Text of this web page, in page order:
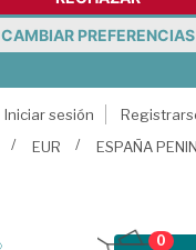
CAMBIAR PREFERENCIAS
Iniciar sesión
EUR ESPAÑA
0